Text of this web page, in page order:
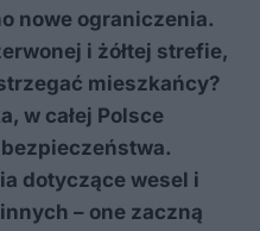
nowe ograniczenia.
i żółtej strefie,
mieszkańcy?
w całej Polsce
dotyczące wesel i
– one zaczną